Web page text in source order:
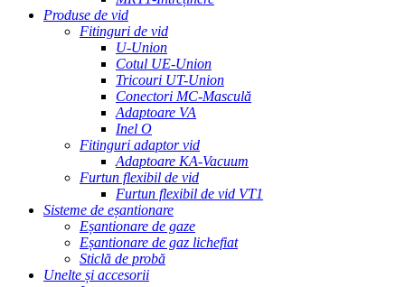
Produse de vid
Fitinguri de vid
U-Union
Cotul UE-Union
Tricouri UT-Union
Conectori MC-Masculă
Adaptoare VA
Inel O
Fitinguri adaptor vid
Adaptoare KA-Vacuum
Furtun flexibil de vid
Furtun flexibil de vid VT1
Sisteme de eșantionare
Eșantionare de gaze
Eșantionare de gaz lichefiat
Sticlă de probă
Unelte și accesorii